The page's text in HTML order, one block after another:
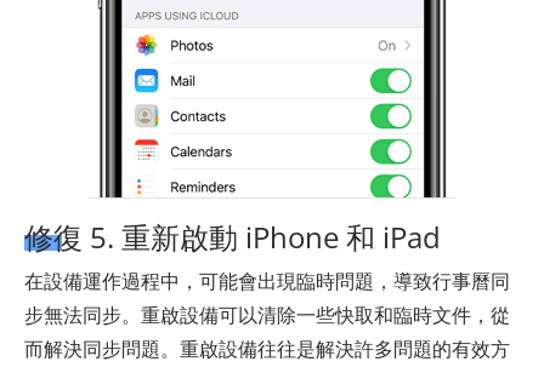
修復 5. 重新啟動 iPhone 和 iPad
在設備運作過程中，可能會出現臨時問題，導致行事曆同
步無法同步。重啟設備可以清除一些快取和臨時文件，從
而解決同步問題。重啟設備往往是解決許多問題的有效方